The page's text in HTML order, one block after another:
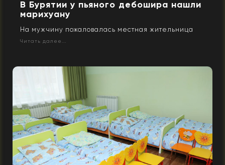
В Бурятии у пьяного дебошира нашли
марихуану
На мужчину пожаловалась местная жительница
Читать далее...